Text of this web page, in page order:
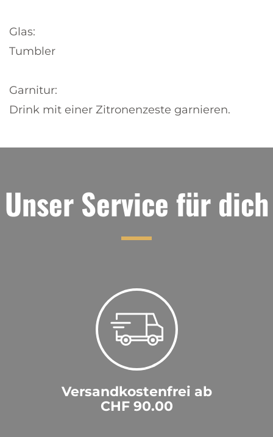
Glas:
Tumbler
Garnitur:
Drink mit einer Zitronenzeste garnieren.
Unser Service für dich
Versandkostenfrei ab
CHF 90.00